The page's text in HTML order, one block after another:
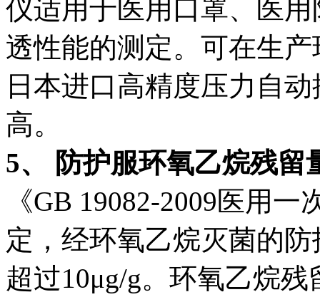
仪适用于医用口罩、医
透性能的测定。可在生
日本进口高精度压力自
高。
5、 防护服环氧乙烷残留
《GB 19082-2009医用
定，经环氧乙烷灭菌的
超过10μg/g。环氧乙烷